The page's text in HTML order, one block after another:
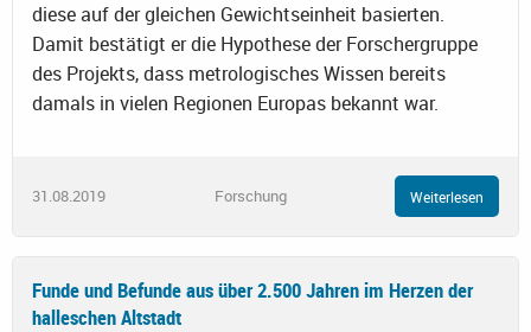
diese auf der gleichen Gewichtseinheit basierten.
Damit bestätigt er die Hypothese der Forschergruppe
des Projekts, dass metrologisches Wissen bereits
damals in vielen Regionen Europas bekannt war.
31.08.2019 Forschung Weiterlesen
Funde und Befunde aus über 2.500 Jahren im Herzen der
halleschen Altstadt